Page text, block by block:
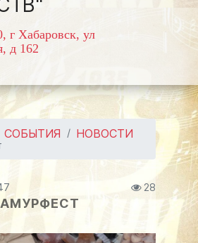
г Хабаровск, ул
д 162
СОБЫТИЯ НОВОСТИ
28
АМУРФЕСТ